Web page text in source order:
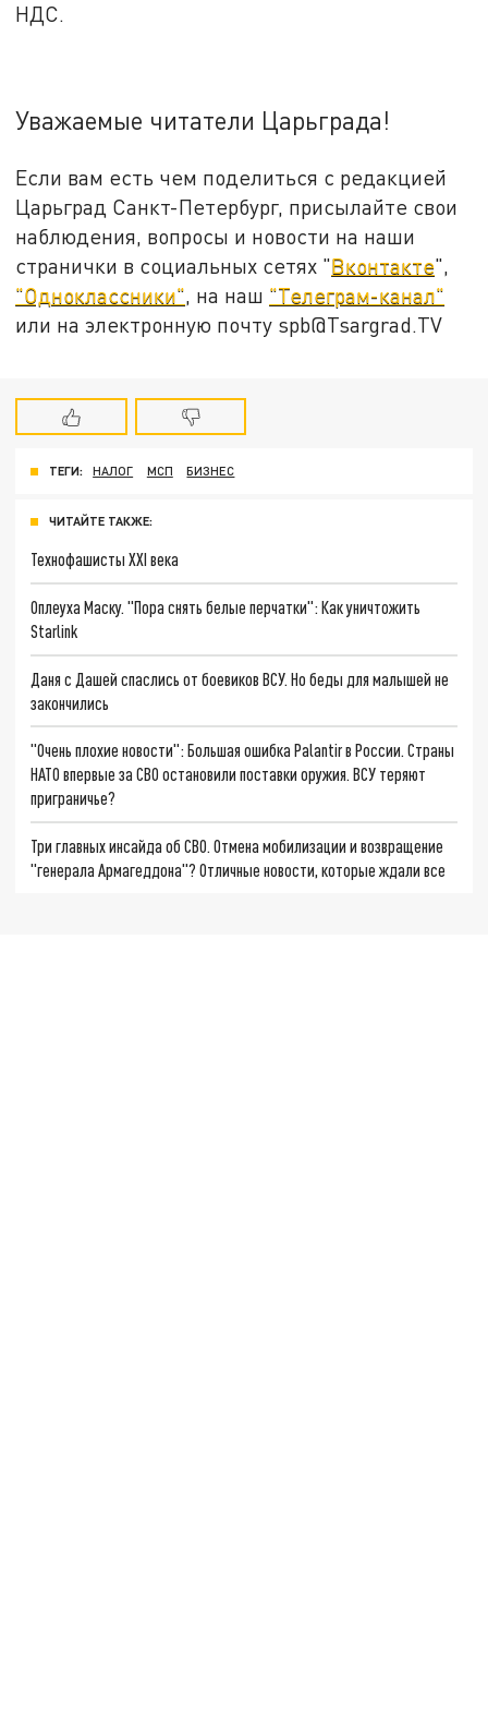
НДС.
Уважаемые читатели Царьграда!
Если вам есть чем поделиться с редакцией
Царьград Санкт-Петербург, присылайте свои
наблюдения, вопросы и новости на наши
странички в социальных сетях "Вконтакте",
"Одноклассники", на наш "Телеграм-канал"
или на электронную почту spb@Tsargrad.TV
ТЕГИ: НАЛОГ МСП БИЗНЕС
ЧИТАЙТЕ ТАКЖЕ:
Технофашисты XXI века
Оплеуха Маску. "Пора снять белые перчатки": Как уничтожить
Starlink
Даня с Дашей спаслись от боевиков ВСУ. Но беды для малышей не
закончились
"Очень плохие новости": Большая ошибка Palantir в России. Страны
НАТО впервые за СВО остановили поставки оружия. ВСУ теряют
приграничье?
Три главных инсайда об СВО. Отмена мобилизации и возвращение
"генерала Армагеддона"? Отличные новости, которые ждали все